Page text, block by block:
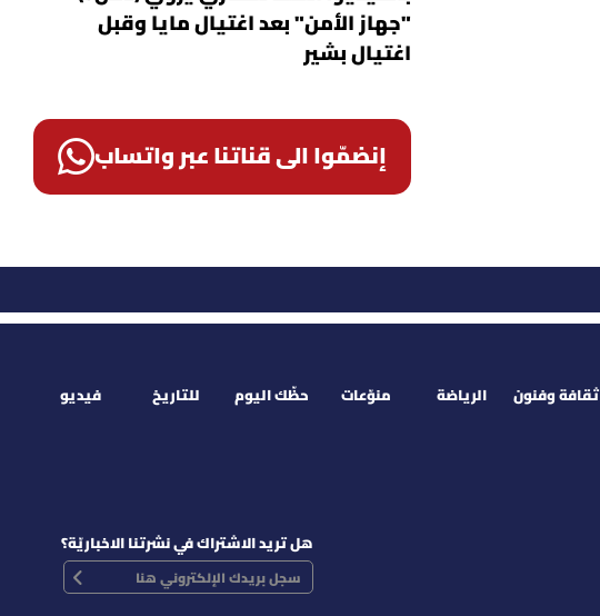
"جهاز الأمن" بعد اغتيال مايا وقبل
اغتيال بشير
إنضمّوا الى قناتنا عبر واتساب
ثقافة وفنون الرياضة منوّعات حظّك اليوم للتاريخ فيديو
هل تريد الاشتراك في نشرتنا الاخباريّة؟